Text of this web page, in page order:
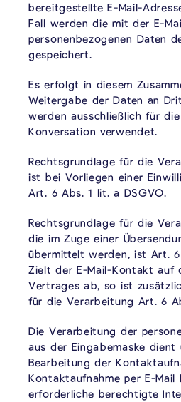
bereitgestellte E-Mail-
Fall werden die mit der E-
personenbezogenen Daten
gespeichert.
Es erfolgt in diesem
Weitergabe der Daten an
werden ausschließlich für
Konversation verwendet.
Rechtsgrundlage für die
ist bei Vorliegen einer
Art. 6 Abs. 1 lit. a DSGVO.
Rechtsgrundlage für die
die im Zuge einer
übermittelt werden, ist Art.
Zielt der E-Mail-Kontakt auf
Vertrages ab, so ist
für die Verarbeitung Art. 6
Die Verarbeitung der
aus der Eingabemaske dient
Bearbeitung der
Kontaktaufnahme per E-
erforderliche berechtigte